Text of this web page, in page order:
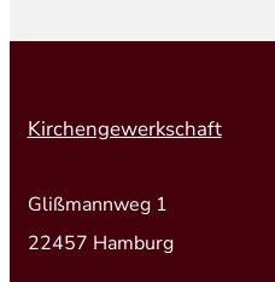
Kirchengewerkschaft
Glißmannweg 1
22457 Hamburg